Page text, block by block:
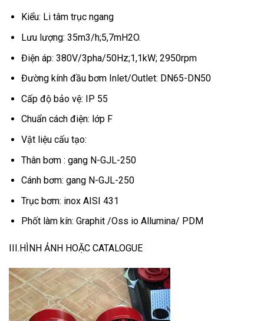
Kiểu: Li tâm trục ngang
Lưu lượng: 35m3/h;5,7mH2O.
Điện áp: 380V/3pha/50Hz;1,1kW; 2950rpm
Đường kính đầu bơm Inlet/Outlet: DN65-DN50
Cấp độ bảo vệ: IP 55
Chuẩn cách điện: lớp F
Vật liệu cấu tạo:
Thân bơm : gang N-GJL-250
Cánh bơm: gang N-GJL-250
Trục bơm: inox AISI 431
Phốt làm kín: Graphit /Oss io Allumina/ PDM
III.HÌNH ẢNH HOẶC CATALOGUE